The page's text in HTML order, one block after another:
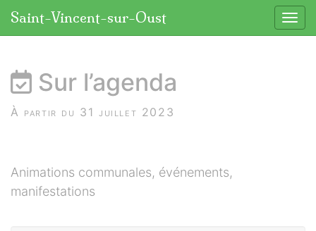
Saint-Vincent-sur-Oust
Sur l’agenda
À partir du 31 juillet 2023
Animations communales, événements,
manifestations
Panneau de gestion des cookies